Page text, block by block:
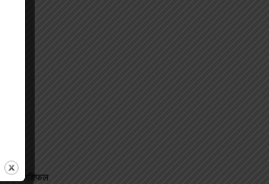
अपना राशिफल